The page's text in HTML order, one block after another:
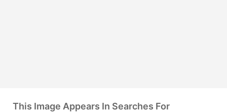
This Image Appears In Searches For